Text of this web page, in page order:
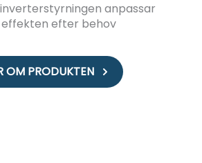
anpassar
efter behov
OM PRODUKTEN